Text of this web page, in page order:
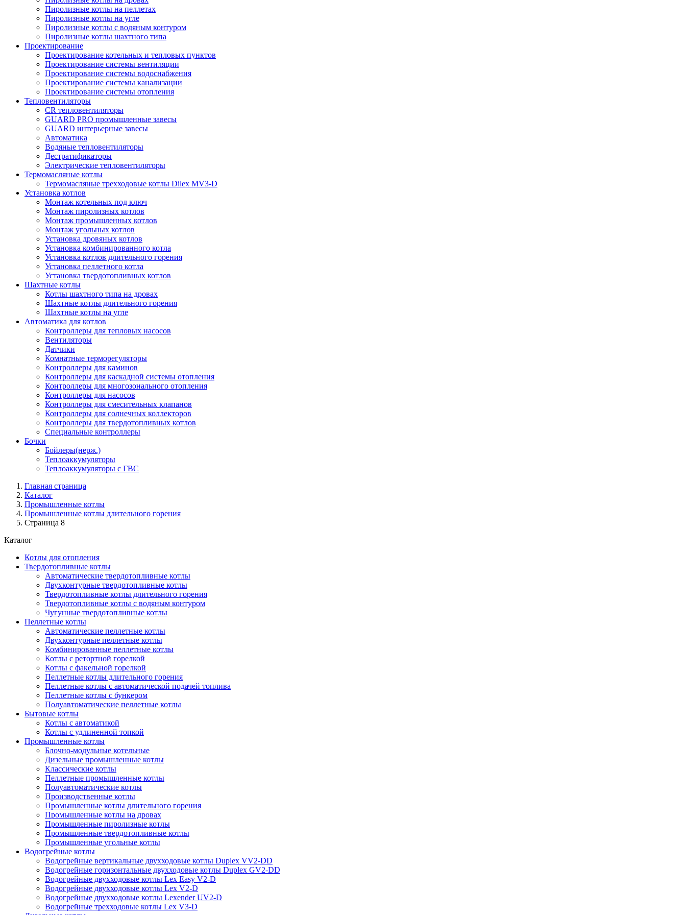
Пиролизные котлы на пеллетах
Пиролизные котлы на угле
Пиролизные котлы с водяным контуром
Пиролизные котлы шахтного типа
Проектирование
Проектирование котельных и тепловых пунктов
Проектирование системы вентиляции
Проектирование системы водоснабжения
Проектирование системы канализации
Проектирование системы отопления
Тепловентиляторы
CR тепловентиляторы
GUARD PRO промышленные завесы
GUARD интерьерные завесы
Автоматика
Водяные тепловентиляторы
Дестратификаторы
Электрические тепловентиляторы
Термомасляные котлы
Термомасляные трехходовые котлы Dilex MV3-D
Установка котлов
Монтаж котельных под ключ
Монтаж пиролизных котлов
Монтаж промышленных котлов
Монтаж угольных котлов
Установка дровяных котлов
Установка комбинированного котла
Установка котлов длительного горения
Установка пеллетного котла
Установка твердотопливных котлов
Шахтные котлы
Котлы шахтного типа на дровах
Шахтные котлы длительного горения
Шахтные котлы на угле
Автоматика для котлов
Контроллеры для тепловых насосов
Вентиляторы
Датчики
Комнатные терморегуляторы
Контроллеры для каминов
Контроллеры для каскадной системы отопления
Контроллеры для многозонального отопления
Контроллеры для насосов
Контроллеры для смесительных клапанов
Контроллеры для солнечных коллекторов
Контроллеры для твердотопливных котлов
Специальные контроллеры
Бочки
Бойлеры(нерж.)
Теплоаккумуляторы
Теплоаккумуляторы с ГВС
Главная страница
Каталог
Промышленные котлы
Промышленные котлы длительного горения
Страница 8
Каталог
Котлы для отопления
Твердотопливные котлы
Автоматические твердотопливные котлы
Двухконтурные твердотопливные котлы
Твердотопливные котлы длительного горения
Твердотопливные котлы с водяным контуром
Чугунные твердотопливные котлы
Пеллетные котлы
Автоматические пеллетные котлы
Двухконтурные пеллетные котлы
Комбинированные пеллетные котлы
Котлы с ретортной горелкой
Котлы с факельной горелкой
Пеллетные котлы длительного горения
Пеллетные котлы с автоматической подачей топлива
Пеллетные котлы с бункером
Полуавтоматические пеллетные котлы
Бытовые котлы
Котлы с автоматикой
Котлы с удлиненной топкой
Промышленные котлы
Блочно-модульные котельные
Дизельные промышленные котлы
Классические котлы
Пеллетные промышленные котлы
Полуавтоматические котлы
Производственные котлы
Промышленные котлы длительного горения
Промышленные котлы на дровах
Промышленные пиролизные котлы
Промышленные твердотопливные котлы
Промышленные угольные котлы
Водогрейные котлы
Водогрейные вертикальные двухходовые котлы Duplex VV2-DD
Водогрейные горизонтальные двухходовые котлы Duplex GV2-DD
Водогрейные двухходовые котлы Lex Easy V2-D
Водогрейные двухходовые котлы Lex V2-D
Водогрейные двухходовые котлы Lexender UV2-D
Водогрейные трехходовые котлы Lex V3-D